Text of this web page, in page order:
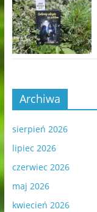
Archiwa
sierpień 2026
lipiec 2026
czerwiec 2026
maj 2026
kwiecień 2026